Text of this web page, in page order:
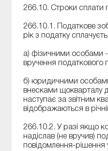
266.10. Строки сплати
266.10.1. Податкове
рік з податку
а) фізичними особами
вручення податкового
б) юридичними
внесками щокварталу
наступає за звітним
відображаються в
266.10.2. У разі якщо
надіслав (не вручив)
повідомлення-рішення